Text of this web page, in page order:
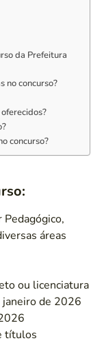
da Prefeitura
no concurso?
concurso?
Pedagógico,
áreas
ou licenciatura
de 2026
títulos